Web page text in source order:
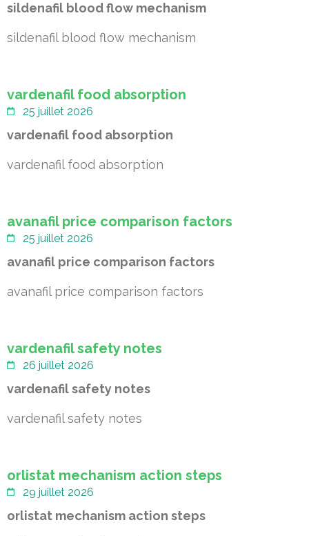
sildenafil blood flow mechanism
sildenafil blood flow mechanism
vardenafil food absorption
25 juillet 2026
vardenafil food absorption
vardenafil food absorption
avanafil price comparison factors
25 juillet 2026
avanafil price comparison factors
avanafil price comparison factors
vardenafil safety notes
26 juillet 2026
vardenafil safety notes
vardenafil safety notes
orlistat mechanism action steps
29 juillet 2026
orlistat mechanism action steps